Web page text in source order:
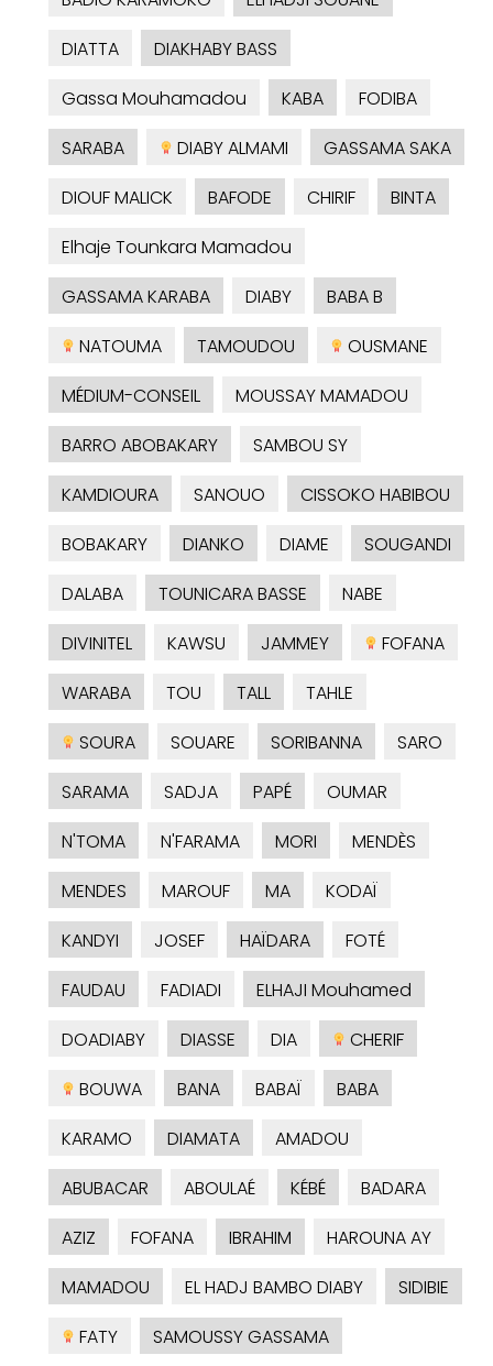
DIATTA
DIAKHABY BASS
Gassa Mouhamadou
KABA
FODIBA
SARABA
DIABY ALMAMI
GASSAMA SAKA
DIOUF MALICK
BAFODE CHIRIF
BINTA
Elhaje Tounkara Mamadou
GASSAMA KARABA
DIABY
BABA B
NATOUMA
TAMOUDOU
OUSMANE
MÉDIUM-CONSEIL
MOUSSAY MAMADOU
BARRO ABOBAKARY
SAMBOU SY
KAMDIOURA
SANOUO
CISSOKO HABIBOU
BOBAKARY
DIANKO DIAME
SOUGANDI
DALABA
TOUNICARA BASSE
NABE
DIVINITEL
KAWSU JAMMEY
FOFANA
WARABA
TOU TALL
TAHLE
SOURA
SOUARE SORIBANNA
SARO
SARAMA
SADJA PAPÉ
OUMAR
N'TOMA
N'FARAMA MORI
MENDÈS
MENDES
MAROUF MA
KODAÏ
KANDYI
JOSEF HAÏDARA
FOTÉ
FAUDAU
FADIADI
ELHAJI Mouhamed
DOADIABY
DIASSE DIA
CHERIF
BOUWA
BANA BABAÏ
BABA
KARAMO
DIAMATA
AMADOU
ABUBACAR
ABOULAÉ KÉBÉ
BADARA
AZIZ
FOFANA IBRAHIM
HAROUNA AY
MAMADOU
EL HADJ BAMBO DIABY
SIDIBIE
FATY
SAMOUSSY GASSAMA